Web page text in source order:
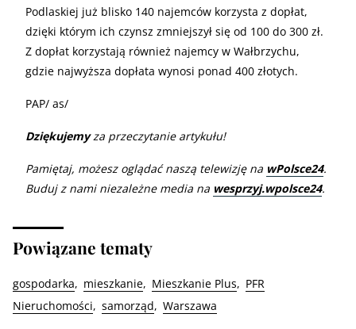
Podlaskiej już blisko 140 najemców korzysta z dopłat,
dzięki którym ich czynsz zmniejszył się od 100 do 300 zł.
Z dopłat korzystają również najemcy w Wałbrzychu,
gdzie najwyższa dopłata wynosi ponad 400 złotych.
PAP/ as/
Dziękujemyza przeczytanie artykułu!
Pamiętaj, możesz oglądać naszą telewizję na wPolsce24.
Buduj z nami niezależne media na wesprzyj.wpolsce24.
Powiązane tematy
gospodarka mieszkanie Mieszkanie Plus
PFR
Nieruchomości
samorząd Warszawa